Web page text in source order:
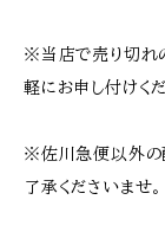
※当店で売り切れ
軽にお申し付けく
※佐川急便以外の
了承くださいませ。